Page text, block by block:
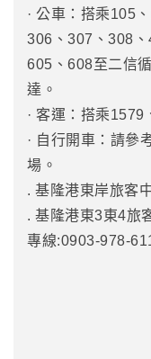
· 公車：搭乘105
306、307、308
605、608至二信
達。
· 客運：搭乘1579
· 自行開車：請參
場。
. 基隆港東岸旅客
. 基隆港東3東4旅
專線:0903-978-